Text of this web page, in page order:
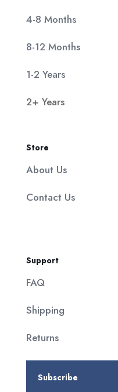
4-8 Months
8-12 Months
1-2 Years
2+ Years
Store
About Us
Contact Us
Support
FAQ
Shipping
Returns
Subscribe